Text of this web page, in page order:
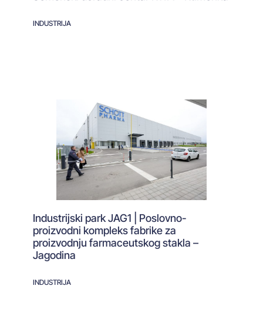
INDUSTRIJA
Industrijski park JAG1 | Poslovno-
proizvodni kompleks fabrike za
proizvodnju farmaceutskog stakla –
Jagodina
INDUSTRIJA